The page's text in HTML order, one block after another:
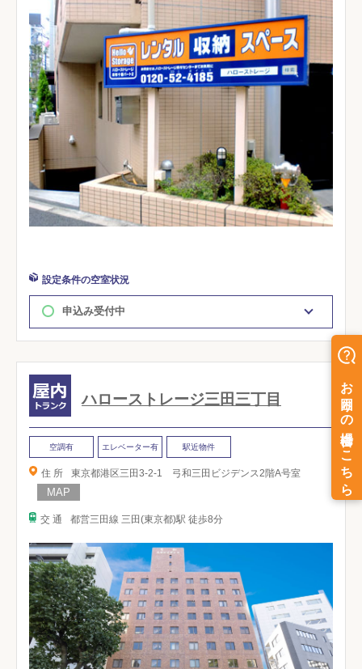
設定条件の空室状況
申込み受付中
ハローストレージ三田三丁目
空調有 エレベーター有 駅近物件
住 所 東京都港区三田3-2-1 弓和三田ビジデンス2階A号室
交 通 都営三田線 三田(東京都)駅 徒歩8分